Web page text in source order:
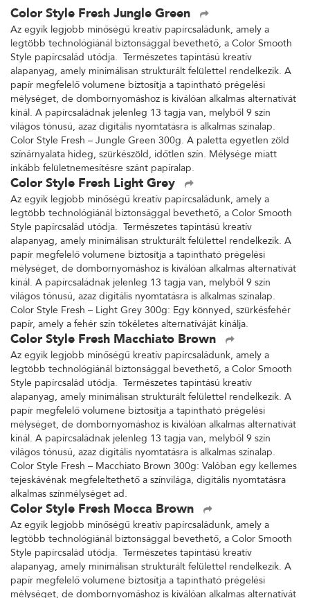
Color Style Fresh Jungle Green
Az egyik legjobb minőségű kreatív papírcsaládunk, amely a
legtöbb technológiánál biztonsággal bevethető, a Color Smooth
Style papírcsalád utódja. Természetes tapintású kreatív
alapanyag, amely minimálisan strukturált felülettel rendelkezik. A
papír megfelelő volumene biztosítja a tapintható prégelési
mélységet, de dombornyomáshoz is kiválóan alkalmas alternatívát
kínál. A papírcsaládnak jelenleg 13 tagja van, melyből 9 szín
világos tónusú, azaz digitális nyomtatásra is alkalmas színalap.
Color Style Fresh – Jungle Green 300g. A paletta egyetlen zöld
színárnyalata hideg, szürkészöld, időtlen szín. Mélysége miatt
inkább felületnemesítésre szánt papíralap.
Color Style Fresh Light Grey
Az egyik legjobb minőségű kreatív papírcsaládunk, amely a
legtöbb technológiánál biztonsággal bevethető, a Color Smooth
Style papírcsalád utódja. Természetes tapintású kreatív
alapanyag, amely minimálisan strukturált felülettel rendelkezik. A
papír megfelelő volumene biztosítja a tapintható prégelési
mélységet, de dombornyomáshoz is kiválóan alkalmas alternatívát
kínál. A papírcsaládnak jelenleg 13 tagja van, melyből 9 szín
világos tónusú, azaz digitális nyomtatásra is alkalmas színalap.
Color Style Fresh – Light Grey 300g: Egy könnyed, szürkésfehér
papír, amely a fehér szín tökéletes alternatíváját kínálja.
Color Style Fresh Macchiato Brown
Az egyik legjobb minőségű kreatív papírcsaládunk, amely a
legtöbb technológiánál biztonsággal bevethető, a Color Smooth
Style papírcsalád utódja. Természetes tapintású kreatív
alapanyag, amely minimálisan strukturált felülettel rendelkezik. A
papír megfelelő volumene biztosítja a tapintható prégelési
mélységet, de dombornyomáshoz is kiválóan alkalmas alternatívát
kínál. A papírcsaládnak jelenleg 13 tagja van, melyből 9 szín
világos tónusú, azaz digitális nyomtatásra is alkalmas színalap.
Color Style Fresh – Macchiato Brown 300g: Valóban egy kellemes
tejeskávénak megfeleltethető a színvilága, digitális nyomtatásra
alkalmas színmélységet ad.
Color Style Fresh Mocca Brown
Az egyik legjobb minőségű kreatív papírcsaládunk, amely a
legtöbb technológiánál biztonsággal bevethető, a Color Smooth
Style papírcsalád utódja. Természetes tapintású kreatív
alapanyag, amely minimálisan strukturált felülettel rendelkezik. A
papír megfelelő volumene biztosítja a tapintható prégelési
mélységet, de dombornyomáshoz is kiválóan alkalmas alternatívát